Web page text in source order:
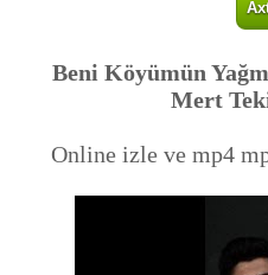
Beni Köyümün
Mert
Online izle ve mp4